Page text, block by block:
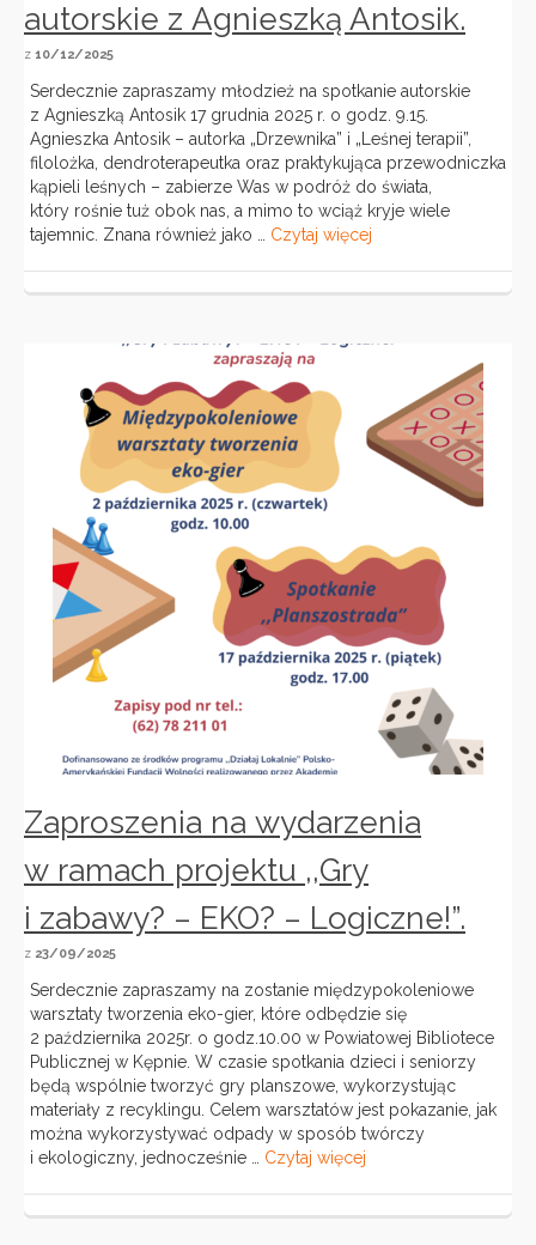
autorskie z Agnieszką Antosik.
z 10/12/2025
Serdecznie zapraszamy młodzież na spotkanie autorskie
z Agnieszką Antosik 17 grudnia 2025 r. o godz. 9.15.
Agnieszka Antosik – autorka „Drzewnika” i „Leśnej terapii”,
filolożka, dendroterapeutka oraz praktykująca przewodniczka
kąpieli leśnych – zabierze Was w podróż do świata,
który rośnie tuż obok nas, a mimo to wciąż kryje wiele
tajemnic. Znana również jako … Czytaj więcej
Zaproszenia na wydarzenia
w ramach projektu ,,Gry
i zabawy? – EKO? – Logiczne!”.
z 23/09/2025
Serdecznie zapraszamy na zostanie międzypokoleniowe
warsztaty tworzenia eko-gier, które odbędzie się
2 października 2025r. o godz.10.00 w Powiatowej Bibliotece
Publicznej w Kępnie. W czasie spotkania dzieci i seniorzy
będą wspólnie tworzyć gry planszowe, wykorzystując
materiały z recyklingu. Celem warsztatów jest pokazanie, jak
można wykorzystywać odpady w sposób twórczy
i ekologiczny, jednocześnie … Czytaj więcej